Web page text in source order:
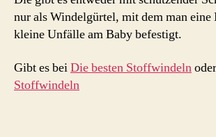
nur als Windelgürtel, mit dem man
kleine Unfälle am Baby befestigt.
Gibt es beiDie besten Stoffwindelnoder
Stoffwindeln